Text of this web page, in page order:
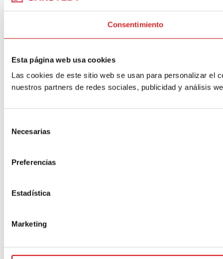
Consentimiento
Esta página web usa cookies
Las cookies de este sitio web se usan para personalizar el
nuestros partners de redes sociales, publicidad y análisis
Necesarias
Preferencias
Estadística
Marketing